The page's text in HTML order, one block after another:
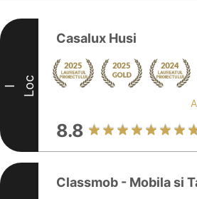
I Loc
Casalux Husi
8.8
Classmob - Mobila si